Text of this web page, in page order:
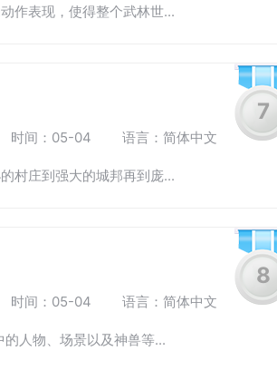
作表现，使得整个武林世...
时间：05-04 语言：简体中文
村庄到强大的城邦再到庞...
7
时间：05-04 语言：简体中文
人物、场景以及神兽等...
8